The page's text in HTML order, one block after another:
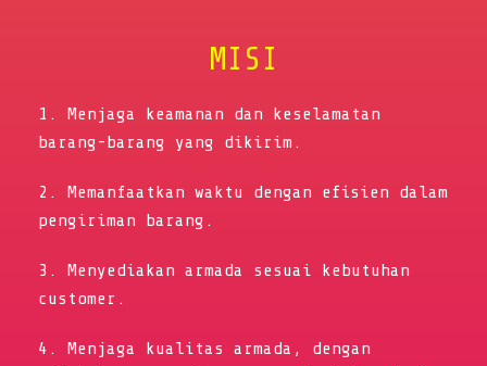
MISI
1. Menjaga keamanan dan keselamatan
barang-barang yang dikirim.
2. Memanfaatkan waktu dengan efisien dalam
pengiriman barang.
3. Menyediakan armada sesuai kebutuhan
customer.
4. Menjaga kualitas armada, dengan